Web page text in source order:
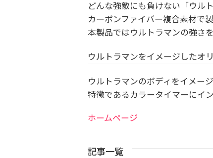
どんな強敵にも負けない「ウル
カーボンファイバー複合素材で
本製品ではウルトラマンの強さ
ウルトラマンをイメージしたオ
ウルトラマンのボディをイメー
特徴であるカラータイマーにイ
ホームページ
記事一覧